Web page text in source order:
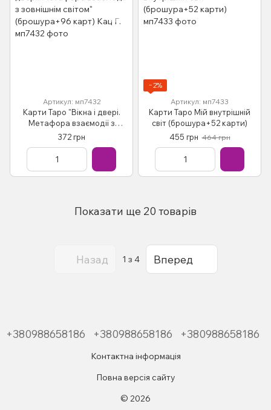
Артикул: мп7432
Карти Таро "Вікна і двері.
Метафора взаємодії з
зовнішнім світом"
(брошура+96 карт) Кац Г.
372 грн
−2%
Артикул: мп7433
Карти Таро Мій внутрішній
світ (брошура+52 карти)
455 грн 464 грн
Показати ще 20 товарів
Назад 1 з 4 Вперед
+380988658186 +380988658186 +380988658186
Контактна інформація
Повна версія сайту
© 2026